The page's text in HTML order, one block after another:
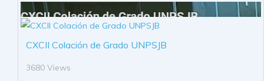
CXCII Colación de Grado UNPSJB
3680 Views